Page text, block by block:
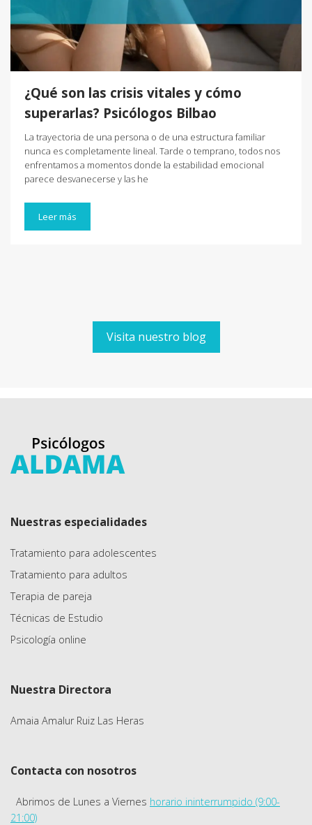
¿Qué son las crisis vitales y cómo
superarlas? Psicólogos Bilbao
La trayectoria de una persona o de una estructura familiar
nunca es completamente lineal. Tarde o temprano, todos nos
enfrentamos a momentos donde la estabilidad emocional
parece desvanecerse y las he
Leer más
Visita nuestro blog
Nuestras especialidades
Tratamiento para adolescentes
Tratamiento para adultos
Terapia de pareja
Técnicas de Estudio
Psicología online
Nuestra Directora
Amaia Amalur Ruiz Las Heras
Contacta con nosotros
Abrimos de Lunes a Viernes horario ininterrumpido (9:00-
21:00)